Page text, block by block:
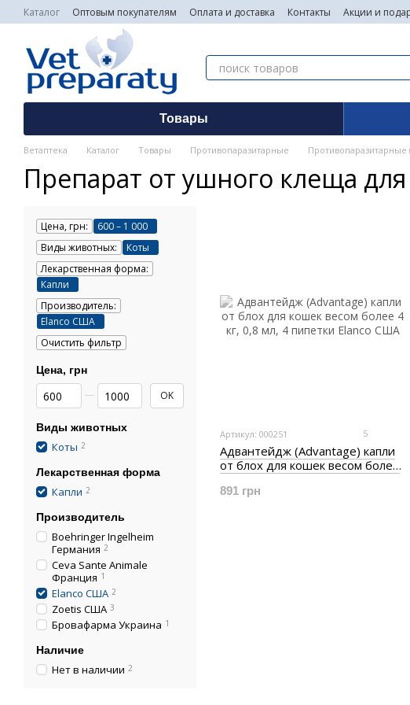
Перейти к основному контенту
Каталог Оптовым покупателям Оплата и доставка Контакты Акции и
Товары
Ветаптека Каталог Товары Противопаразитарные Противопаразитарные
Препарат от ушного клеща
Артикул: 000251 5
Адвантейдж (Advantage) капли
от блох для кошек весом более
891 грн
Цена, грн:
600 – 1 000
Виды животных:
Коты
Лекарственная форма:
Капли
Производитель:
Elanco США
Очистить фильтр
Цена, грн
От Цена, грн
До Цена, грн OK
Виды животных
Коты 2
Лекарственная форма
Капли 2
Производитель
Boehringer Ingelheim
Германия 2
Ceva Sante Animale
Франция 1
Elanco США 2
Zoetis США 3
Бровафарма Украина 1
Наличие
Нет в наличии 2